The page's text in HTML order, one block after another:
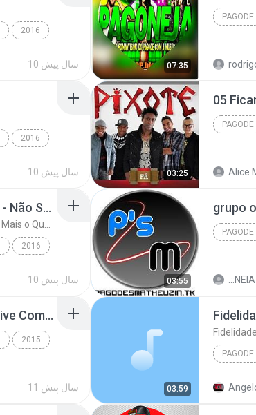
2016
10 سال پیش 07:35
PAGODE
2016
10 سال پیش 03:25
05
PAGODE
Alice
Os Travessos (Part. Thiaguinho) - Não Sei Mais o Que Fazer (2016)
2016
10 سال پیش 03:55
grupo
PAGODE
.::NEIA ..
Thiaguinho - Tudo Que Eu Não Tive Com Você [2015].mp3
2015
11 سال پیش 03:59
Fidelidade
PAGODE